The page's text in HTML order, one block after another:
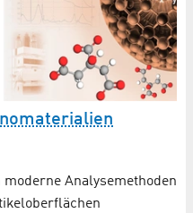
Analysemethoden